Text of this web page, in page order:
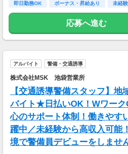
※勤務地による
生活費がかからないので、働いた分の
を貯金にまわすことができます！
▼月収例
29万7,850円
＝(時給1,400円×8h＋残業1h)×23日
▼貯金の目安
＜リゾートバイト＞
住まい ：無料
水道光熱費：無料
Wi-Fi代 ：無料
食費 ：無料
スマホ ：0.5万円
カウンセリングでご希望条件をお伺い
からお仕事をご案内いたします。※ご
★お仕事開始までの流れ★
即日勤務OK
ボーナス・昇給あり 未経
応募へ進む
アルバイト 警備・交通誘導
株式会社MSK 池袋営業所
【交通誘導警備スタッフ】
バイト★日払いOK！Wワー
心のサポート体制！働きやす
躍中／未経験から高収入可能
境で警備員デビューをしませ